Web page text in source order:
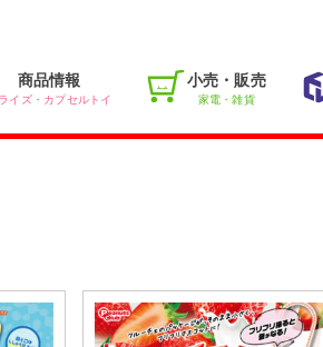
商品情報
イズ・カプセルトイ
小売・販売
家電・雑貨